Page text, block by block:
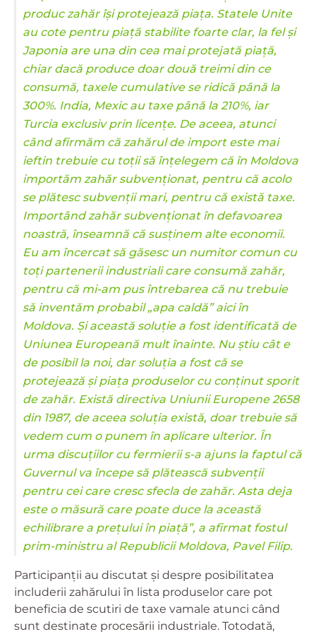
produc zahăr își protejează piața. Statele Unite
au cote pentru piață stabilite foarte clar, la fel și
Japonia are una din cea mai protejată piață,
chiar dacă produce doar două treimi din ce
consumă, taxele cumulative se ridică până la
300%. India, Mexic au taxe până la 210%, iar
Turcia exclusiv prin licențe. De aceea, atunci
când afirmăm că zahărul de import este mai
ieftin trebuie cu toții să înțelegem că în Moldova
importăm zahăr subvenționat, pentru că acolo
se plătesc subvenții mari, pentru că există taxe.
Importând zahăr subvenționat în defavoarea
noastră, înseamnă că susținem alte economii.
Eu am încercat să găsesc un numitor comun cu
toți partenerii industriali care consumă zahăr,
pentru că mi-am pus întrebarea că nu trebuie
să inventăm probabil „apa caldă” aici în
Moldova. Și această soluție a fost identificată de
Uniunea Europeană mult înainte. Nu știu cât e
de posibil la noi, dar soluția a fost că se
protejează și piața produselor cu conținut sporit
de zahăr. Există directiva Uniunii Europene 2658
din 1987, de aceea soluția există, doar trebuie să
vedem cum o punem în aplicare ulterior. În
urma discuțiilor cu fermierii s-a ajuns la faptul că
Guvernul va începe să plătească subvenții
pentru cei care cresc sfecla de zahăr. Asta deja
este o măsură care poate duce la această
echilibrare a prețului în piață”, a afirmat fostul
prim-ministru al Republicii Moldova, Pavel Filip.
Participanții au discutat și despre posibilitatea
includerii zahărului în lista produselor care pot
beneficia de scutiri de taxe vamale atunci când
sunt destinate procesării industriale. Totodată,